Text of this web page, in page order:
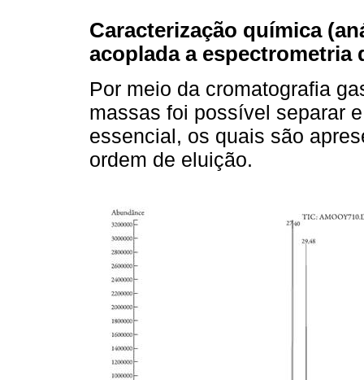
Caracterização química
acoplada a espectrometria
Por meio da cromatografia
massas foi possível separar
essencial, os quais são
ordem de eluição.